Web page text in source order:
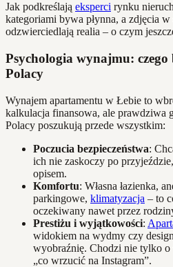
Jak podkreślają eksperci rynku
kategoriami bywa płynna, a zdjęcia w
odzwierciedlają realia – o czym
Psychologia wynajmu: czego
Polacy
Wynajem apartamentu w Łebie to
kalkulacja finansowa, ale prawdziwa
Polacy poszukują przede wszystkim:
Poczucia bezpieczeństwa:
ich nie zaskoczy po
opisem.
Komfortu: Własna łazienka,
parkingowe, klimatyzacja – to
oczekiwany nawet przez
Prestiżu i wyjątkowości:
widokiem na wydmy czy
wyobraźnię. Chodzi nie tylko
„co wrzucić na Instagram”.